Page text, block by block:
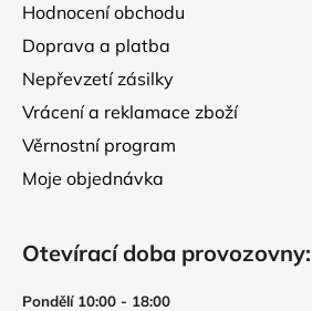
Hodnocení obchodu
Doprava a platba
Nepřevzetí zásilky
Vrácení a reklamace zboží
Věrnostní program
Moje objednávka
Otevírací doba provozovny:
Pondělí 10:00 - 18:00